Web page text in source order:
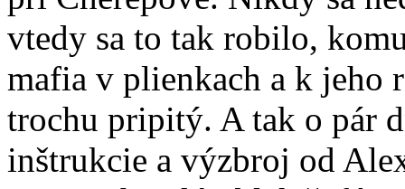
vtedy sa to tak robilo,
mafia v plienkach a k jeho
trochu pripitý. A tak o pár
inštrukcie a výzbroj od